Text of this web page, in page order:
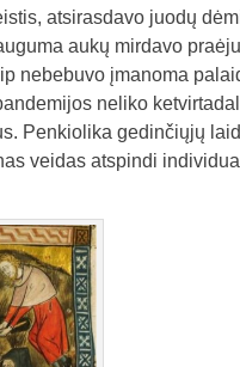
atsirasdavo juodų
aukų mirdavo
nebebuvo įmanoma
neliko
Penkiolika gedinčiųjų
veidas atspindi